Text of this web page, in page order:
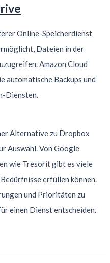
Online-Speicherdienst
Dateien in der
Amazon Cloud
automatische Backups und
Diensten.
Alternative zu Dropbox
Auswahl. Von Google
wie Tresorit gibt es viele
erfüllen können.
und Prioritäten zu
einen Dienst entscheiden.